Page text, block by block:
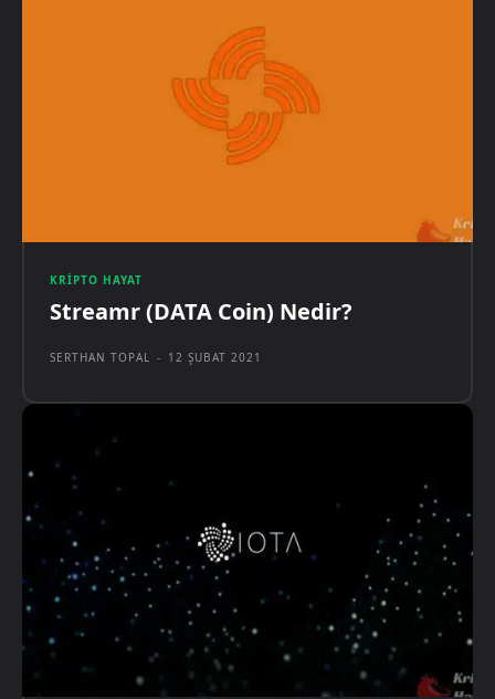
KRIPTO HAYAT
Streamr (DATA Coin) Nedir?
SERTHAN TOPAL - 12 ŞUBAT 2021